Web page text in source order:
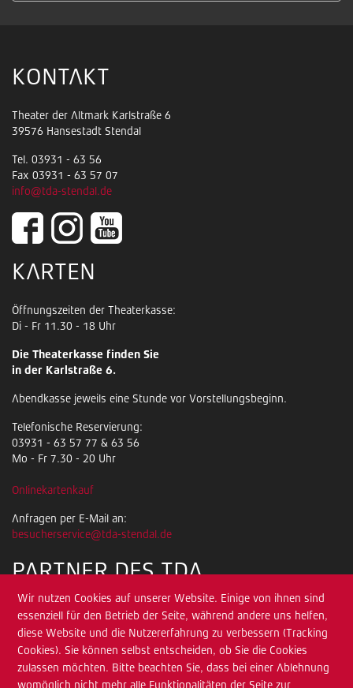
KONTAKT
Theater der Altmark Karlstraße 6
39576 Hansestadt Stendal
Tel. 03931 - 63 56
Fax 03931 - 63 57 07
info@tda-stendal.de
KARTEN
Öffnungszeiten der Theaterkasse:
Di - Fr 11.30 - 18 Uhr
Die Theaterkasse finden Sie
in der Karlstraße 6.
Abendkasse jeweils eine Stunde vor Vorstellungsbeginn.
Telefonische Reservierung:
03931 - 63 57 77 & 63 56
Mo - Fr 7.30 - 20 Uhr
Onlinekartenkauf
Anfragen per E-Mail an:
besucherservice@tda-stendal.de
PARTNER DES TDA
Wir nutzen Cookies auf unserer Website. Einige von ihnen sind
essenziell für den Betrieb der Seite, während andere uns helfen,
diese Website und die Nutzererfahrung zu verbessern (Tracking
Cookies). Sie können selbst entscheiden, ob Sie die Cookies
zulassen möchten. Bitte beachten Sie, dass bei einer Ablehnung
womöglich nicht mehr alle Funktionalitäten der Seite zur